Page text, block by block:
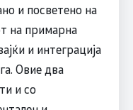
и посветено на
на примарна
и интеграција
Овие два
и со